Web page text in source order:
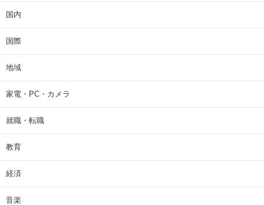
国内
国際
地域
家電・PC・カメラ
就職・転職
教育
経済
音楽